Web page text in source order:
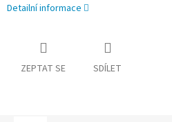
Detailní informace
ZEPTAT SE SDÍLET